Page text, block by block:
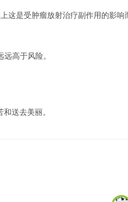
这是受肿瘤放射治疗副作用的影响
高于风险。
送去美丽。